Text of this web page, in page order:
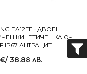
EA12EE · ДВОЕН
КИНЕТИЧЕН КЛЮЧ
IP67 АНТРАЦИТ
€/ 38.88 лв.